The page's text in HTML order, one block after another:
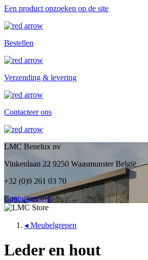
Een product opzoeken op de site
Bestellen
Verzending & levering
Contacteer ons
LMC Benelux nv
Vinkenlaan 22 9250 Waasmunster België
+32 (0)9 261 03 70
Contacteer ons
◂ Meubelgrepen
Leder en hout